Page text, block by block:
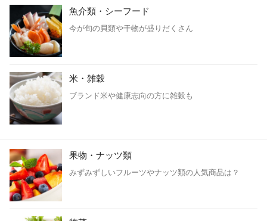
魚介類・シーフード
今が旬の貝類や干物が盛りだくさん
米・雑穀
ブランド米や健康志向の方に雑穀も
果物・ナッツ類
みずみずしいフルーツやナッツ類の人気商品は？